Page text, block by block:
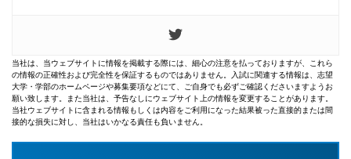
当社は、当ウェブサイトに情報を掲載する際には、細心の注意を払っておりますが、これら
の情報の正確性および完全性を保証するものではありません。入試に関連する情報は、志望
大学・学部のホームページや募集要項などにて、ご自身でも必ずご確認くださいますようお
願い致します。また当社は、予告なしにウェブサイト上の情報を変更することがあります。
当社ウェブサイトに含まれる情報もしくは内容をご利用になった結果被った直接的または間
接的な損失に対し、当社はいかなる責任も負いません。